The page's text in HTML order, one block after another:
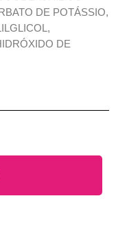
DE POTÁSSIO,
DE